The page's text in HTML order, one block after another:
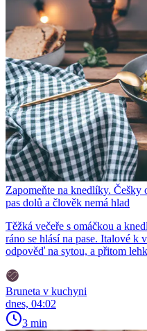
Zapomeňte na knedlíky.
pas dolů a člověk nemá hlad
Těžká večeře s omáčkou a
ráno se hlásí na pase. Italové k
odpověď na sytou, a přitom
Bruneta v kuchyni
dnes, 04:02
3 min